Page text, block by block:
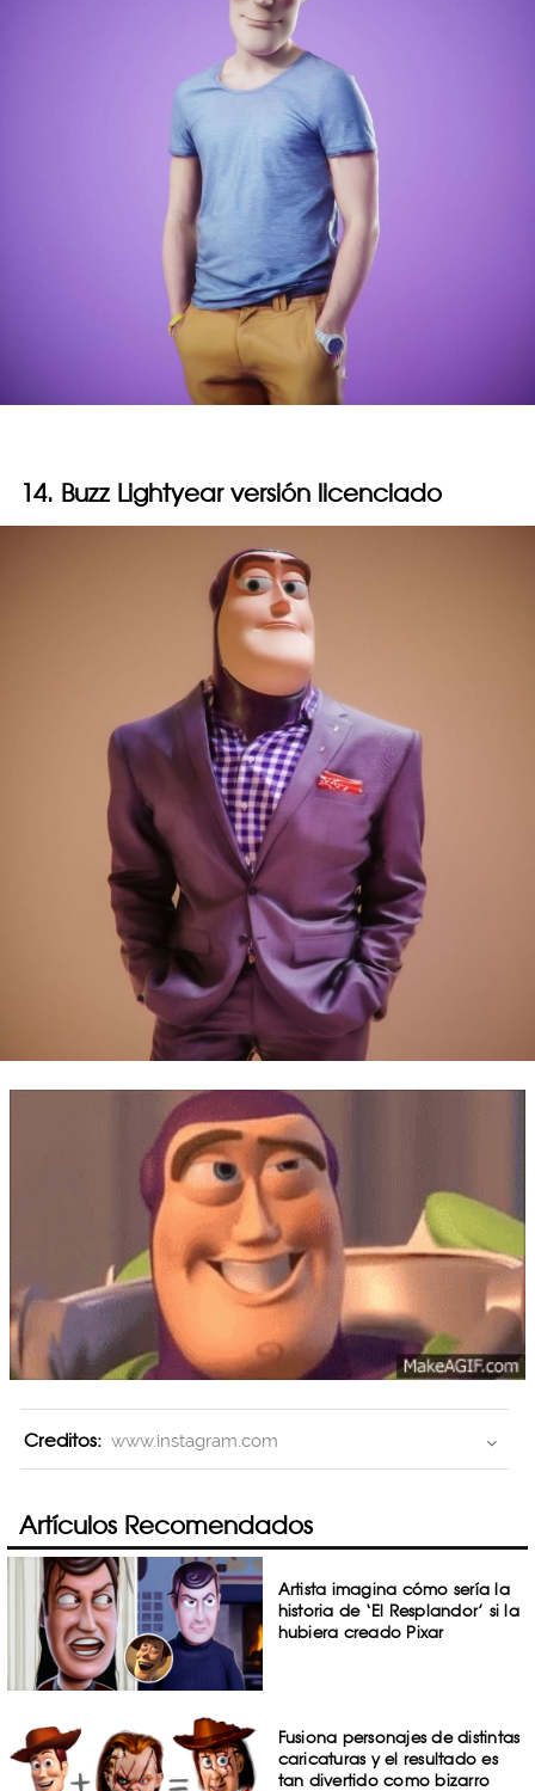
14. Buzz Lightyear versión licenciado
Creditos: www.instagram.com
Artículos Recomendados
Artista imagina cómo sería la
historia de ‘El Resplandor’ si la
hubiera creado Pixar
Fusiona personajes de distintas
caricaturas y el resultado es
tan divertido como bizarro